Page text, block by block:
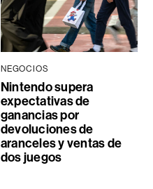
NEGOCIOS
Nintendo supera
expectativas de
ganancias por
devoluciones de
aranceles y ventas de
dos juegos